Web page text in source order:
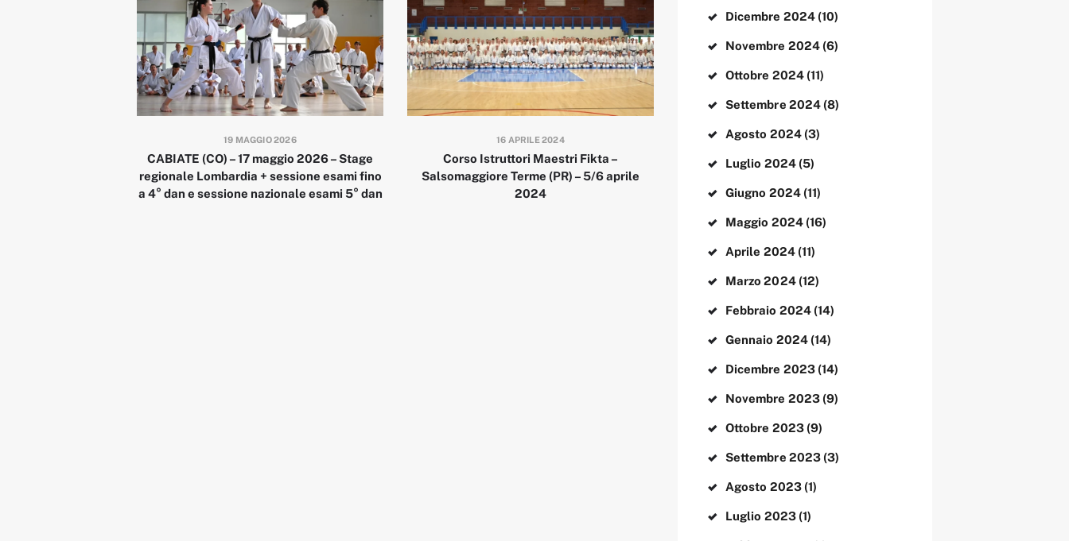
19 MAGGIO 2026
CABIATE (CO) – 17 maggio 2026 – Stage
regionale Lombardia + sessione esami fino
a 4° dan e sessione nazionale esami 5° dan
16 APRILE 2024
Corso Istruttori Maestri Fikta –
Salsomaggiore Terme (PR) – 5/6 aprile
2024
Dicembre 2024(10)
Novembre 2024(6)
Ottobre 2024(11)
Settembre 2024(8)
Agosto 2024(3)
Luglio 2024(5)
Giugno 2024(11)
Maggio 2024(16)
Aprile 2024(11)
Marzo2024(12)
Febbraio 2024(14)
Gennaio 2024(14)
Dicembre 2023(14)
Novembre 2023(9)
Ottobre 2023(9)
Settembre 2023(3)
Agosto 2023(1)
Luglio 2023(1)